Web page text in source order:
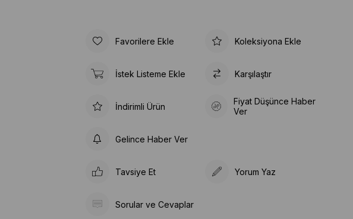
Favorilere Ekle Koleksiyona Ekle
İstek Listeme Ekle Karşılaştır
İndirimli Ürün
Fiyat Düşünce Haber
Ver
Gelince Haber Ver
Tavsiye Et Yorum Yaz
Sorular ve Cevaplar